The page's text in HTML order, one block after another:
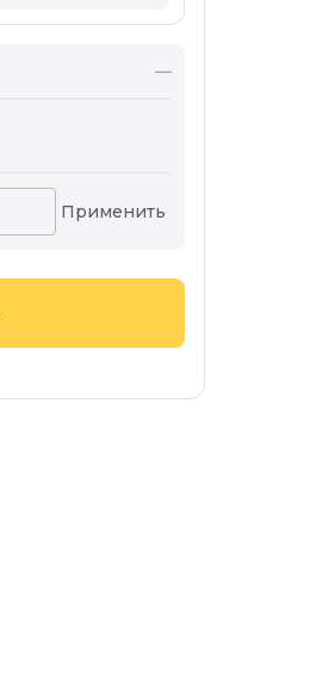
—
Применить